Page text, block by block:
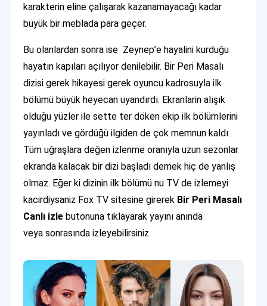
karakterin eline çalışarak kazanamayacağı kadar
büyük bir meblada para geçer.
Bu olanlardan sonra ise Zeynep’e hayalini kurduğu
hayatın kapıları açılıyor denilebilir. Bir Peri Masalı
dizisi gerek hikayesi gerek oyuncu kadrosuyla ilk
bölümü büyük heyecan uyandırdı. Ekranlarin alışık
olduğu yüzler ile sette ter döken ekip ilk bölümlerini
yayınladı ve gördüğü ilgiden de çok memnun kaldı.
Tüm uğraşlara değen izlenme oranıyla uzun sezonlar
ekranda kalacak bir dizi başladı demek hiç de yanlış
olmaz. Eğer ki dizinin ilk bölümü nu TV de izlemeyi
kacirdiysaniz Fox TV sitesine girerek Bir Peri Masalı
Canlı izle butonuna tıklayarak yayını anında
veya sonrasında izleyebilirsiniz.